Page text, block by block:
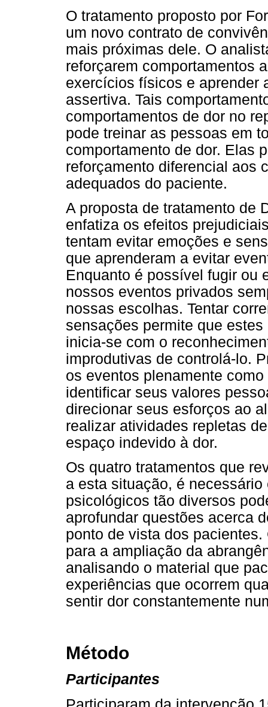
O tratamento proposto por
um novo contrato de
mais próximas dele. O
reforçarem comportamentos
exercícios físicos e aprender
assertiva. Tais
comportamentos de dor no
pode treinar as pessoas em
comportamento de dor. Elas
reforçamento diferencial aos
adequados do paciente.
A proposta de tratamento de
enfatiza os efeitos
tentam evitar emoções e
que aprenderam a evitar
Enquanto é possível fugir ou
nossos eventos privados
nossas escolhas. Tentar
sensações permite que
inicia-se com o
improdutivas de controlá-lo.
os eventos plenamente
identificar seus valores
direcionar seus esforços ao
realizar atividades repletas
espaço indevido à dor.
Os quatro tratamentos que
a esta situação, é
psicológicos tão diversos
aprofundar questões acerca
ponto de vista dos
para a ampliação da
analisando o material que
experiências que ocorrem
sentir dor constantemente
Método
Participantes